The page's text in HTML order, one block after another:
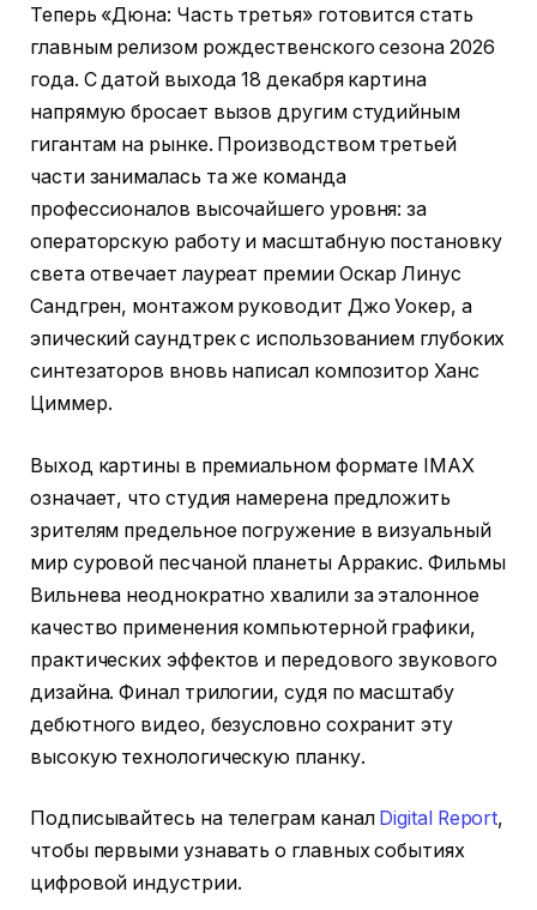
Теперь «Дюна: Часть третья» готовится стать
главным релизом рождественского сезона 2026
года. С датой выхода 18 декабря картина
напрямую бросает вызов другим студийным
гигантам на рынке. Производством третьей
части занималась та же команда
профессионалов высочайшего уровня: за
операторскую работу и масштабную постановку
света отвечает лауреат премии Оскар Линус
Сандгрен, монтажом руководит Джо Уокер, а
эпический саундтрек с использованием глубоких
синтезаторов вновь написал композитор Ханс
Циммер.
Выход картины в премиальном формате IMAX
означает, что студия намерена предложить
зрителям предельное погружение в визуальный
мир суровой песчаной планеты Арракис. Фильмы
Вильнева неоднократно хвалили за эталонное
качество применения компьютерной графики,
практических эффектов и передового звукового
дизайна. Финал трилогии, судя по масштабу
дебютного видео, безусловно сохранит эту
высокую технологическую планку.
Подписывайтесь на телеграм канал Digital Report,
чтобы первыми узнавать о главных событиях
цифровой индустрии.